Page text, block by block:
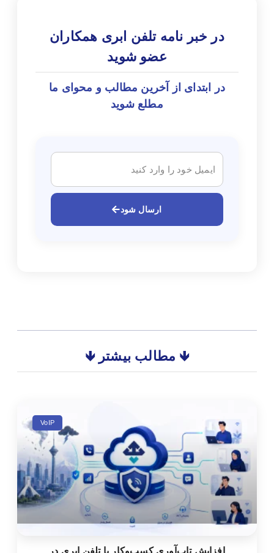
در خبر نامه تلفن ابری همکاران
عضو شوید
در ابتدای از آخرین مطالب و محوای ما
مطلع شوید
ارسال شود
🡻 مطالب بیشتر 🡻
VoIP